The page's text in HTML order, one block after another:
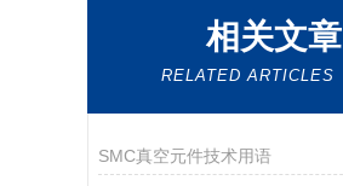
相关文章
RELATED ARTICLES
SMC真空元件技术用语